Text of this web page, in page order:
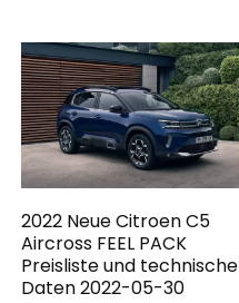
2022 Neue Citroen C5
Aircross FEEL PACK
Preisliste und technische
Daten 2022-05-30